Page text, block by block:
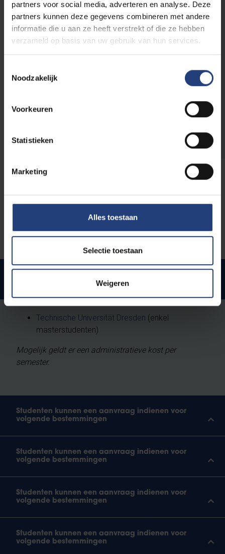
partners voor social media, adverteren en analyse. Deze
partners kunnen deze gegevens combineren met andere
informatie die u aan ze heeft verstrekt of die ze hebben
verzameld op basis van uw gebruik van hun services.
Noodzakelijk
Voorkeuren
Statistieken
Marketing
Alles toestaan
Selectie toestaan
Weigeren
(LA) op te stellen. In je Learning Agreement
geef je aan welke vakken je aan je
gastinstelling zal volgen en stem je ze af op de
VUB-vakken die je vervangt.
Als je nog vragen hebt, aarzel dan niet om
contact op te nemen met de
Maes
Bestemmingen
volgende bestemmingen
Technische Universität Dresden (enkel
masterstudenten)
Mogelijk geldt er een administratieve kost per
semester.
Studenten kunnen een aanvraag indienen voor
volgende bestemmingen
Studenten kunnen een aanvraag indienen voor
volgende bestemmingen
Studenten kunnen een aanvraag indienen voor
volgende bestemmingen
Studenten kunnen een aanvraag indienen voor
volgende bestemmingen